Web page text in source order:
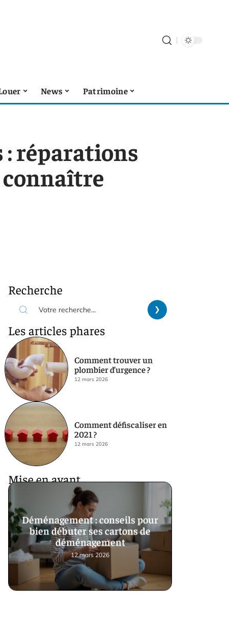
News Patrimoine
réparations
connaître
Recherche
Les articles phares
Comment trouver un
plombier d’urgence ?
12 mars 2026
Comment défiscaliser en
2021 ?
12 mars 2026
Mise en avant
Déménagement : conseils pour
bien débuter ses cartons de
déménagement
12 mars 2026